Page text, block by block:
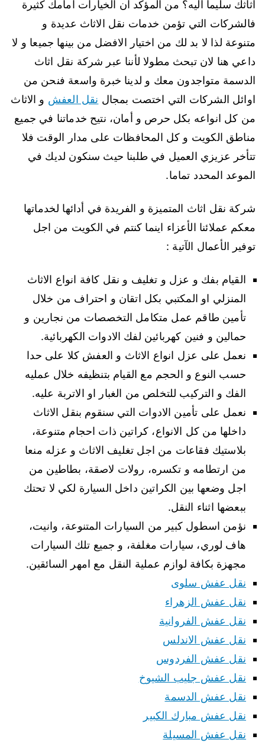
اثاثك سليما اليه؟ من المؤكد ان الخيارات امامك كثيرة
فالشركات التي تؤمن خدمات نقل الاثاث عديدة و
متنوعة لذا لا بد لك من اختيار الافضل من بينها جميعا و لا
داعي هنا لان تبحث مطولا لأننا عبر شركة نقل اثاث
الدسمة متواجدون معك و لدينا خبرة واسعة فنحن من
اوائل الشركات التي اختصت بمجال نقل العفش و الاثاث
من كل انواعه بكل حرص و أمان، نتيح خدماتنا في جميع
مناطق الكويت و كل المحافظات على مدار الوقت فلا
تتأخر عزيزي العميل في طلبنا حيث سنكون لديك في
الموعد المحدد تماما.
شركة نقل اثاث المتميزة و الفريدة في أدائها لخدماتها
معكم عملائنا الأعزاء اينما كنتم في الكويت من اجل
توفير الأعمال الآتية :
القيام بفك و عزل و تغليف و نقل كافة انواع الاثاث
المنزلي او المكتبي بكل اتقان و احتراف من خلال
تأمين طاقم عمل متكامل التخصصات من نجارين و
حمالين و فنين كهربائين لفك الادوات الكهربائية.
نعمل على عزل انواع الاثاث و العفش كلا على حدا
حسب النوع و الحجم مع القيام بتنظيفه خلال عمليه
الفك و التركيب للتخلص من الغبار او الاتربة عليه.
نعمل على تأمين الادوات التي سنقوم بنقل الاثاث
داخلها من كل الانواع، كراتين ذات احجام متنوعة،
بلاستيك فقاعات من اجل تغليف الاثاث و عزله منعا
من ارتطامه و تكسره، رولات لاصقة، بطاطين من
اجل وضعها بين الكراتين داخل السيارة لكي لا تحتك
ببعضها اثناء النقل.
نؤمن اسطول كبير من السيارات المتنوعة، وانيت،
هاف لوري، سيارات مغلفة، و جميع تلك السيارات
مجهزة بكافة لوازم عملية النقل مع امهر السائقين.
نقل عفش سلوى
نقل عفش الزهراء
نقل عفش الفروانية
نقل عفش الاندلس
نقل عفش الفردوس
نقل عفش جليب الشيوخ
نقل عفش الدسمة
نقل عفش مبارك الكبير
نقل عفش المسيلة